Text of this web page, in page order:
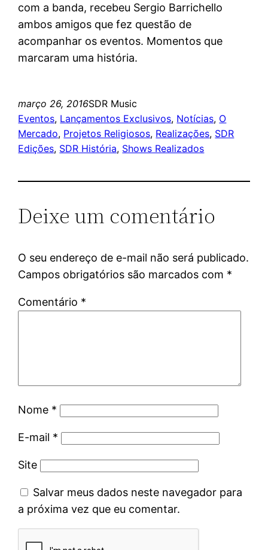
com a banda, recebeu Sergio Barrichello
ambos amigos que fez questão de
acompanhar os eventos. Momentos que
marcaram uma história.
março 26, 2016SDR Music
Eventos, Lançamentos Exclusivos, Notícias, O
Mercado, Projetos Religiosos, Realizações, SDR
Edições, SDR História, Shows Realizados
Deixe um comentário
O seu endereço de e-mail não será publicado.
Campos obrigatórios são marcados com *
Comentário *
Nome *
E-mail *
Site
Salvar meus dados neste navegador para
a próxima vez que eu comentar.